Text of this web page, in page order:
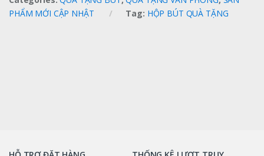
PHẨM MỚI CẬP NHẬT
Tag: HỘP BÚT QUÀ TẶNG